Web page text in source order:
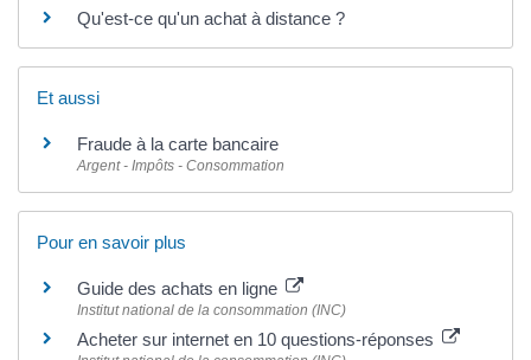
Qu'est-ce qu'un achat à distance ?
Et aussi
Fraude à la carte bancaire
Argent - Impôts - Consommation
Pour en savoir plus
Guide des achats en ligne
Institut national de la consommation (INC)
Acheter sur internet en 10 questions-réponses